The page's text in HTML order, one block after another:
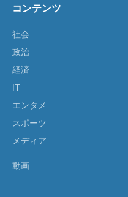
コンテンツ
社会
政治
経済
IT
エンタメ
スポーツ
メディア
動画